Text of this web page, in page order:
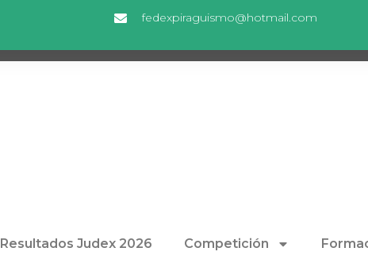
fedexpiraguismo@hotmail.com
Resultados Judex 2026 Competición